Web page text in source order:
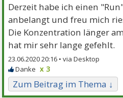
Derzeit habe ich einen
anbelangt und freu mich
Die Konzentration länger
hat mir sehr lange gefehlt.
23.06.2020 20:16 •
x 3
Zum Beitrag im Thema ↓